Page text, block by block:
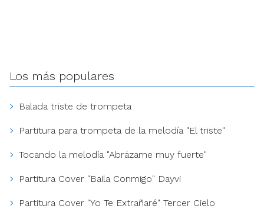
Los más populares
Balada triste de trompeta
Partitura para trompeta de la melodía "El triste"
Tocando la melodía "Abrázame muy fuerte"
Partitura Cover "Baila Conmigo" Dayvi
Partitura Cover "Yo Te Extrañaré" Tercer Cielo